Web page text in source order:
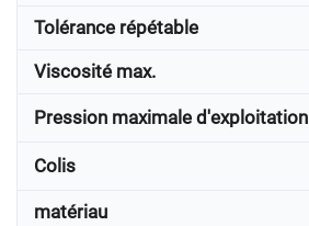
Tolérance répétable
Viscosité max.
Pression maximale d'exploitation
Colis
matériau